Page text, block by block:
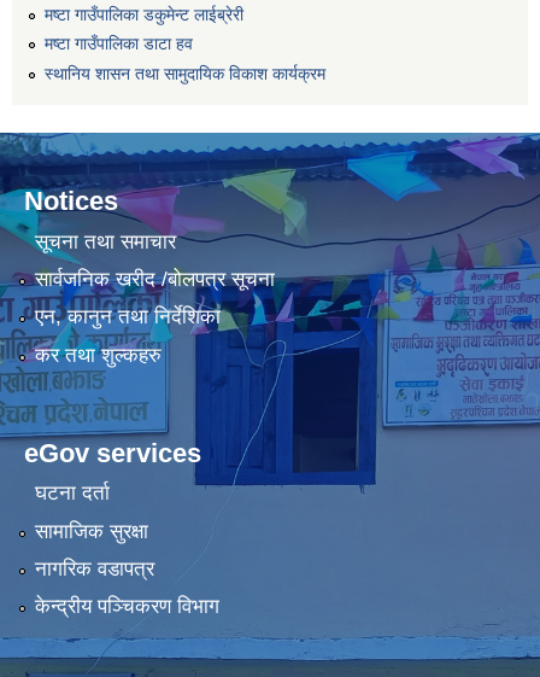
मष्टा गाउँपालिका डकुमेन्ट लाईब्रेरी
मष्टा गाउँपालिका डाटा हव
स्थानिय शासन तथा सामुदायिक विकाश कार्यक्रम
Notices
सूचना तथा समाचार
सार्वजनिक खरीद /बोलपत्र सूचना
एन, कानुन तथा निर्देशिका
कर तथा शुल्कहरु
eGov services
घटना दर्ता
सामाजिक सुरक्षा
नागरिक वडापत्र
केन्द्रीय पञ्चिकरण विभाग